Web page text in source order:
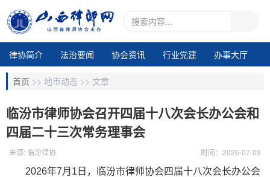
律协简介 法治要闻 协会资讯 行业党建
办事大厅
地市动态
业务交流
首页 >> 地市动态 >> 文章
临汾市律师协会召开四届十八次会长办公会和
四届二十三次常务理事会
来源: 临汾律协
时间：2026-07-03
2026年7月1日，临汾市律师协会四届十八次会长办公会